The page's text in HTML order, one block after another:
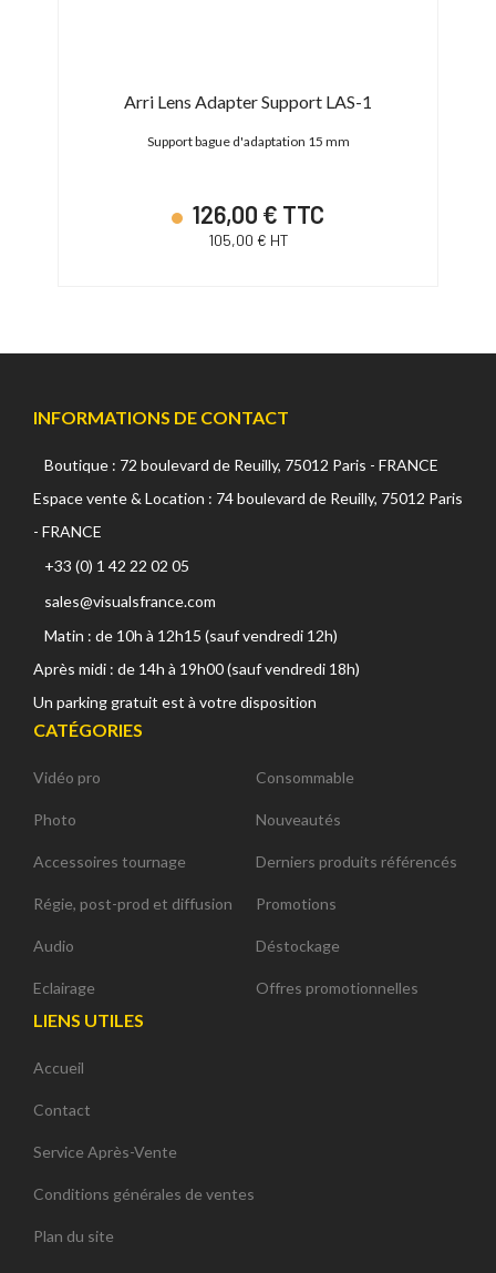
Arri Lens Adapter Support LAS-1
Support bague d'adaptation 15 mm
126,00 € TTC
105,00 € HT
INFORMATIONS DE CONTACT
Boutique : 72 boulevard de Reuilly, 75012 Paris - FRANCE
Espace vente & Location : 74 boulevard de Reuilly, 75012 Paris
- FRANCE
+33 (0) 1 42 22 02 05
sales@visualsfrance.com
Matin : de 10h à 12h15 (sauf vendredi 12h)
Après midi : de 14h à 19h00 (sauf vendredi 18h)
Un parking gratuit est à votre disposition
CATÉGORIES
Vidéo pro
Photo
Accessoires tournage
Régie, post-prod et diffusion
Audio
Eclairage
Consommable
Nouveautés
Derniers produits référencés
Promotions
Déstockage
Offres promotionnelles
LIENS UTILES
Accueil
Contact
Service Après-Vente
Conditions générales de ventes
Plan du site